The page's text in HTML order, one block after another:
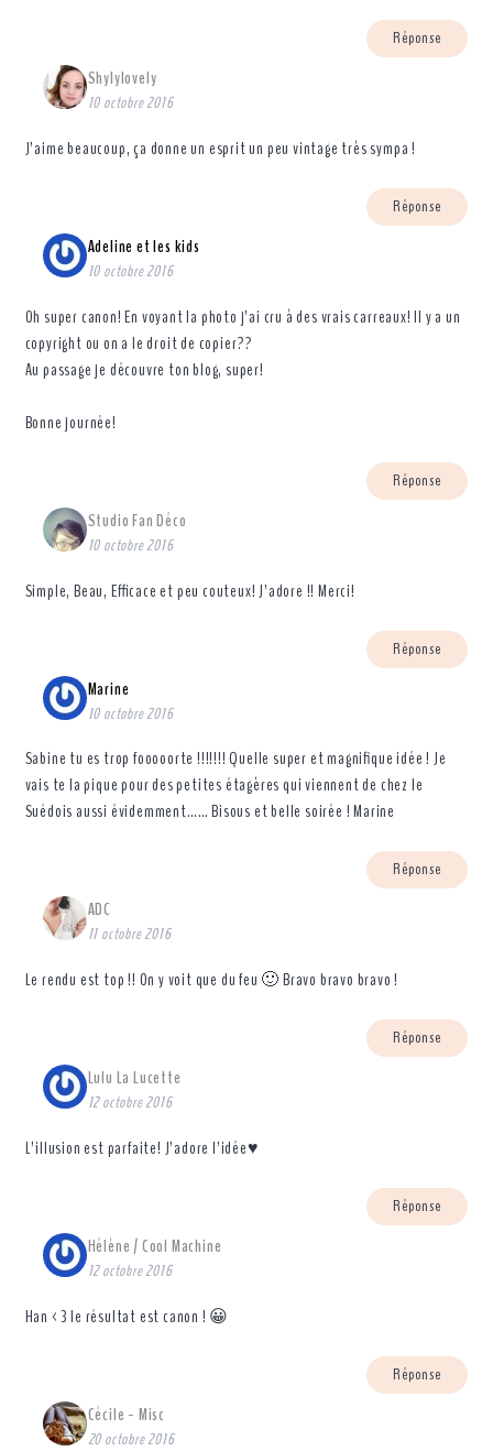
Réponse
Shylylovely
10 octobre 2016
J’aime beaucoup, ça donne un esprit un peu vintage très sympa !
Réponse
Adeline et les kids
10 octobre 2016
Oh super canon! En voyant la photo j’ai cru à des vrais carreaux! Il y a un
copyright ou on a le droit de copier??
Au passage je découvre ton blog, super!
Bonne journée!
Réponse
Studio Fan Déco
10 octobre 2016
Simple, Beau, Efficace et peu couteux! J’adore !! Merci!
Réponse
Marine
10 octobre 2016
Sabine tu es trop fooooorte !!!!!!! Quelle super et magnifique idée ! Je
vais te la pique pour des petites étagères qui viennent de chez le
Suédois aussi évidemment…… Bisous et belle soirée ! Marine
Réponse
ADC
11 octobre 2016
Le rendu est top !! On y voit que du feu 🙂 Bravo bravo bravo !
Réponse
Lulu La Lucette
12 octobre 2016
L’illusion est parfaite! J’adore l’idée♥
Réponse
Hélène / Cool Machine
12 octobre 2016
Han <3 le résultat est canon ! 😀
Réponse
Cécile - Misc
20 octobre 2016